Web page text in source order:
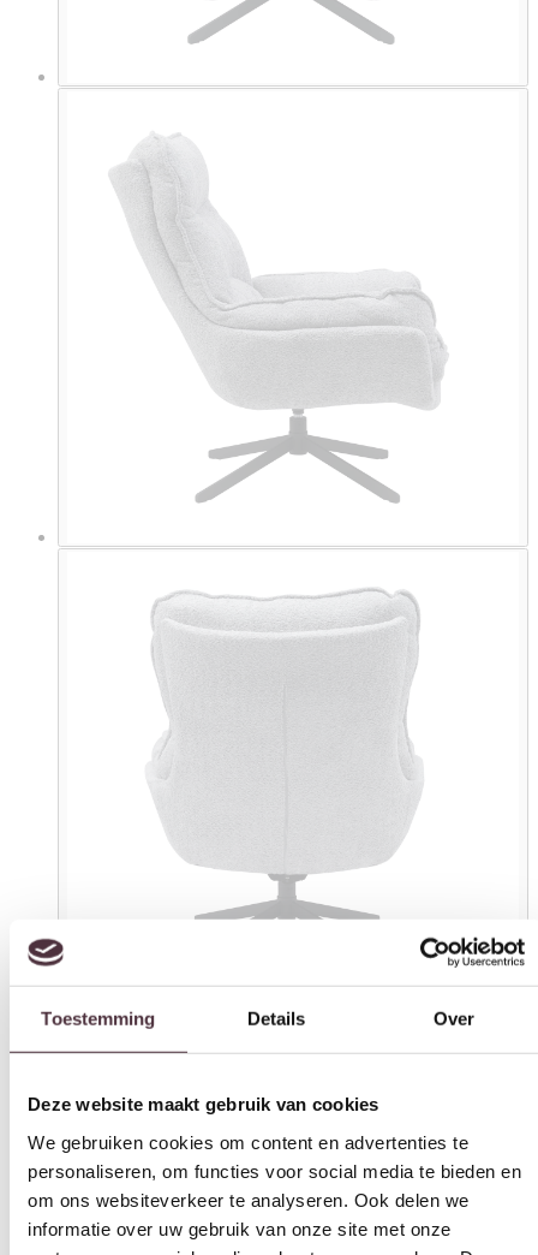
Toestemming Details Over
Deze website maakt gebruik van cookies
We gebruiken cookies om content en advertenties te
personaliseren, om functies voor social media te bieden en
om ons websiteverkeer te analyseren. Ook delen we
informatie over uw gebruik van onze site met onze